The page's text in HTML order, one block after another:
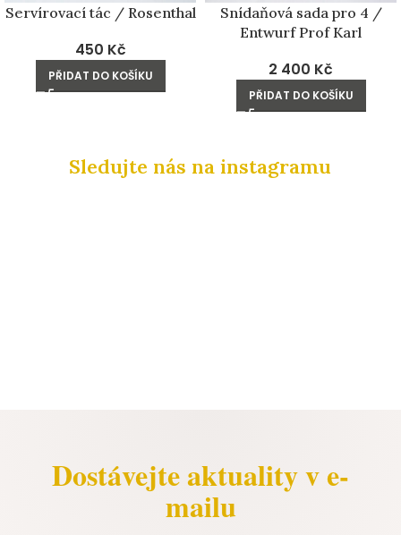
Servírovací tác / Rosenthal
450 Kč
PŘIDAT DO KOŠÍKU
Snídaňová sada pro 4 /
Entwurf Prof Karl
2 400 Kč
PŘIDAT DO KOŠÍKU
Sledujte nás na instagramu
Dostávejte aktuality v e-
mailu